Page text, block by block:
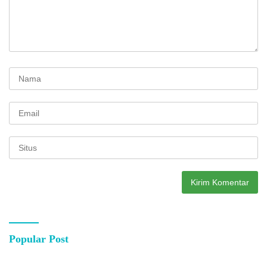
Popular Post